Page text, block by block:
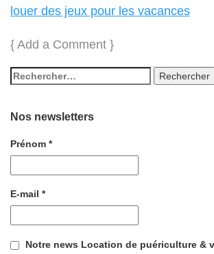
louer des jeux pour les vacances
{ Add a Comment }
Nos newsletters
Prénom *
E-mail *
Notre news Location de puériculture &